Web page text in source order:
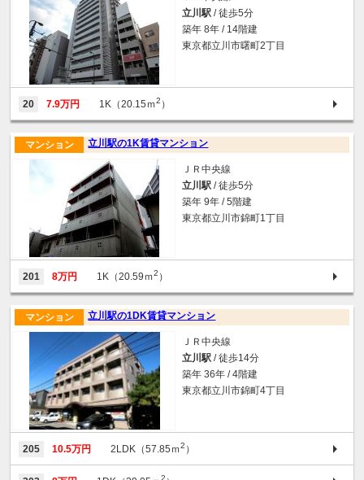
立川駅 / 徒歩5分
築年 8年 / 14階建
東京都立川市曙町2丁目
20 7.9万円 1K（20.15ｍ2 ）
立川駅の1K賃貸マンション
マンション
ＪＲ中央線
立川駅 / 徒歩5分
築年 9年 / 5階建
東京都立川市錦町1丁目
201 8万円 1K（20.59ｍ2 ）
立川駅の1DK賃貸マンション
マンション
ＪＲ中央線
立川駅 / 徒歩14分
築年 36年 / 4階建
東京都立川市錦町4丁目
205 10.5万円 2LDK（57.85ｍ2 ）